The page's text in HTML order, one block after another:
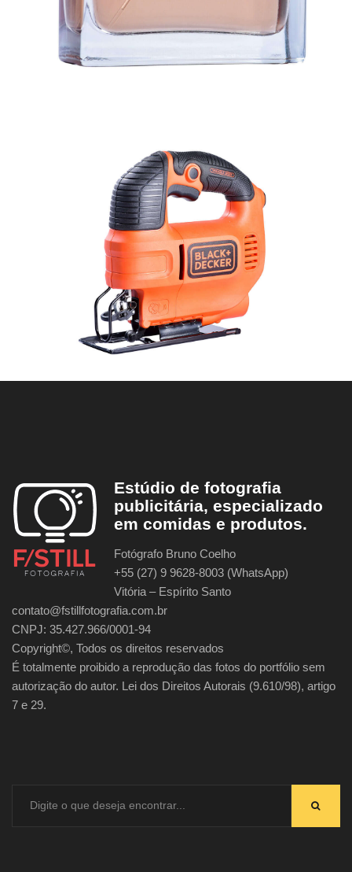
Estúdio de fotografia
publicitária, especializado
em comidas e produtos.
Fotógrafo Bruno Coelho
+55 (27) 9 9628-8003 (WhatsApp)
Vitória – Espírito Santo
contato@fstillfotografia.com.br
CNPJ: 35.427.966/0001-94
Copyright©, Todos os direitos reservados
É totalmente proibido a reprodução das fotos do portfólio sem
autorização do autor. Lei dos Direitos Autorais (9.610/98), artigo
7 e 29.